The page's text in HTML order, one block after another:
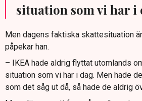
situation som vi har i
Men dagens faktiska skattesituation
påpekar han.
– IKEA hade aldrig flyttat utomlands
situation som vi har i dag. Men hade
som det såg ut då, så hade de aldrig